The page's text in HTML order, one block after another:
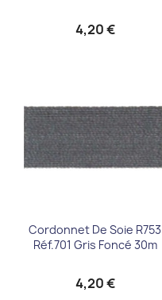
4,20 €
Cordonnet De Soie R753
Réf.701 Gris Foncé 30m
4,20 €